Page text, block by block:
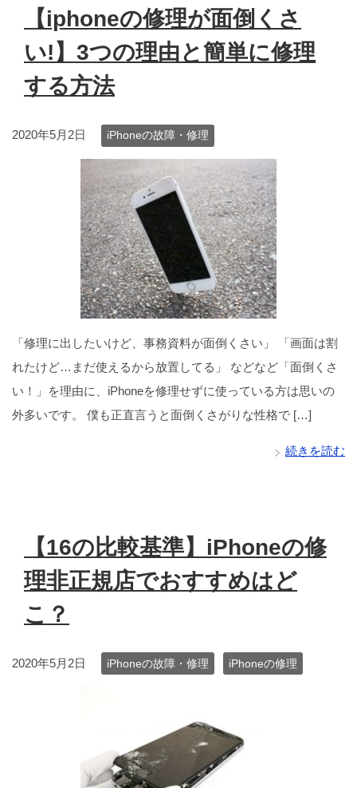
【iphoneの修理が面倒くさ
い!】3つの理由と簡単に修理
する方法
2020年5月2日 iPhoneの故障・修理
「修理に出したいけど、事務資料が面倒くさい」 「画面は割
れたけど…まだ使えるから放置してる」 などなど「面倒くさ
い！」を理由に、iPhoneを修理せずに使っている方は思いの
外多いです。 僕も正直言うと面倒くさがりな性格で […]
続きを読む
【16の比較基準】iPhoneの修
理非正規店でおすすめはど
こ？
2020年5月2日 iPhoneの故障・修理 iPhoneの修理